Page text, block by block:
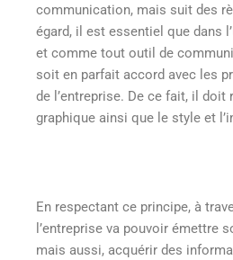
communication, mais suit des
égard, il est essentiel que dans
et comme tout outil de
soit en parfait accord avec les
de l’entreprise. De ce fait, il doit
graphique ainsi que le style et
En respectant ce principe, à
l’entreprise va pouvoir émettre
mais aussi, acquérir des